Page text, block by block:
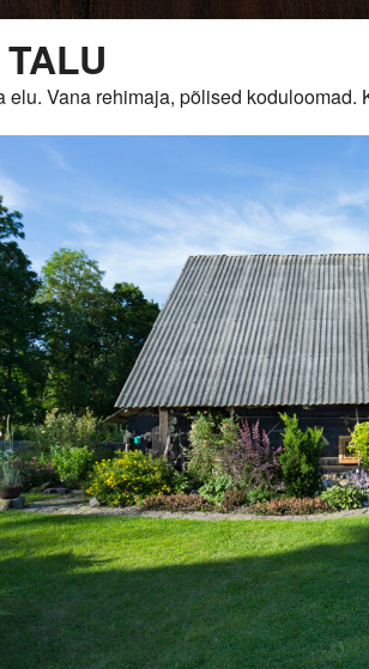
elu. Vana rehimaja, põlised